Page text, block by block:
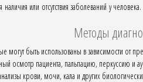
или отсутствия заболеваний у
Методы
могут быть использованы в зависимости от
осмотр пациента, пальпацию, перкуссию и
крови, мочи, кала и других